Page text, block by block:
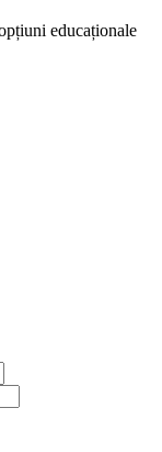
educaționale